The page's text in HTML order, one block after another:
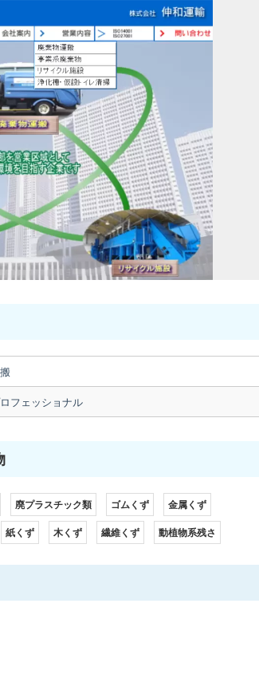
フェッショナル
廃プラスチック類 ゴムくず
金属くず
紙くず 木くず 繊維くず 動植物系残さ